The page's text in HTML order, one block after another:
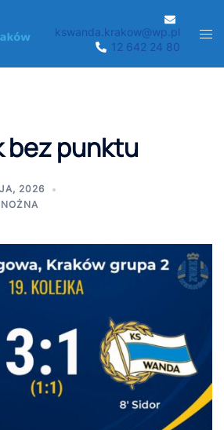
kswanda.krakow@wp.pl
12 642 24 80
bez punktu
2026